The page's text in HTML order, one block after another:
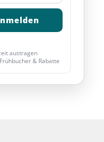
austragen
& Rabatte